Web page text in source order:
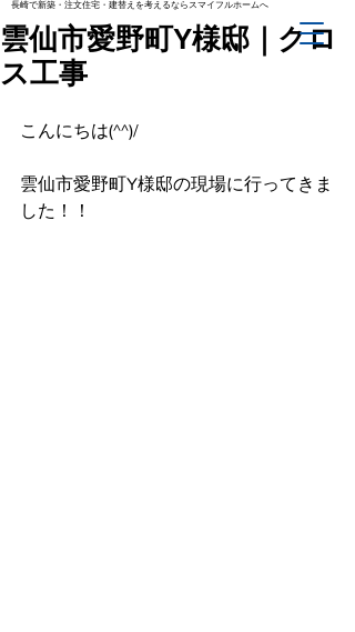
長崎で新築・注文住宅・建替えを考えるならスマイフルホームへ
雲仙市愛野町Y様邸｜クロ
ス工事
こんにちは(^^)/
雲仙市愛野町Y様邸の現場に行ってきま
した！！